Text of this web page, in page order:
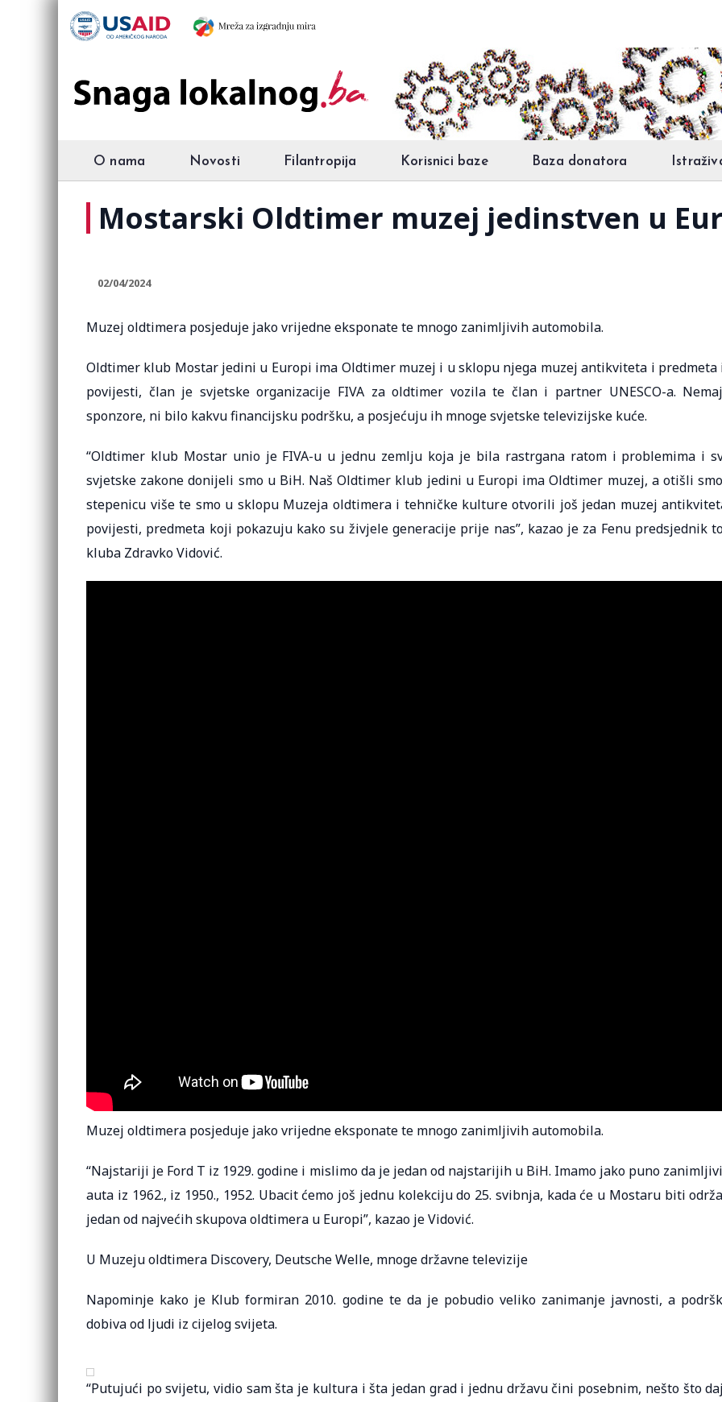
O nama Novosti Filantropija Korisnici baze Baza donatora
Mostarski Oldtimer muzej jedinstven u
02/04/2024
Muzej oldtimera posjeduje jako vrijedne eksponate te mnogo zanimljivih automobila.
Oldtimer klub Mostar jedini u Europi ima Oldtimer muzej i u sklopu njega muzej antikviteta i predmeta
povijesti, član je svjetske organizacije FIVA za oldtimer vozila te član i partner UNESCO-a.
sponzore, ni bilo kakvu financijsku podršku, a posjećuju ih mnoge svjetske televizijske kuće.
“Oldtimer klub Mostar unio je FIVA-u u jednu zemlju koja je bila rastrgana ratom i problemima i
svjetske zakone donijeli smo u BiH. Naš Oldtimer klub jedini u Europi ima Oldtimer muzej, a otišli
stepenicu više te smo u sklopu Muzeja oldtimera i tehničke kulture otvorili još jedan muzej
povijesti, predmeta koji pokazuju kako su živjele generacije prije nas”, kazao je za Fenu predsjednik
kluba Zdravko Vidović.
Muzej oldtimera posjeduje jako vrijedne eksponate te mnogo zanimljivih automobila.
“Najstariji je Ford T iz 1929. godine i mislimo da je jedan od najstarijih u BiH. Imamo jako puno
auta iz 1962., iz 1950., 1952. Ubacit ćemo još jednu kolekciju do 25. svibnja, kada će u Mostaru biti
jedan od najvećih skupova oldtimera u Europi”, kazao je Vidović.
U Muzeju oldtimera Discovery, Deutsche Welle, mnoge državne televizije
Napominje kako je Klub formiran 2010. godine te da je pobudio veliko zanimanje javnosti, a
dobiva od ljudi iz cijelog svijeta.
“Putujući po svijetu, vidio sam šta je kultura i šta jedan grad i jednu državu čini posebnim, nešto što